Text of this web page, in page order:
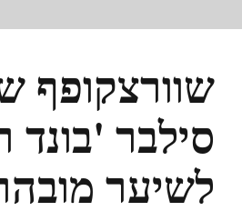
שוורצקופף
סילבר 'בונד
לשיער